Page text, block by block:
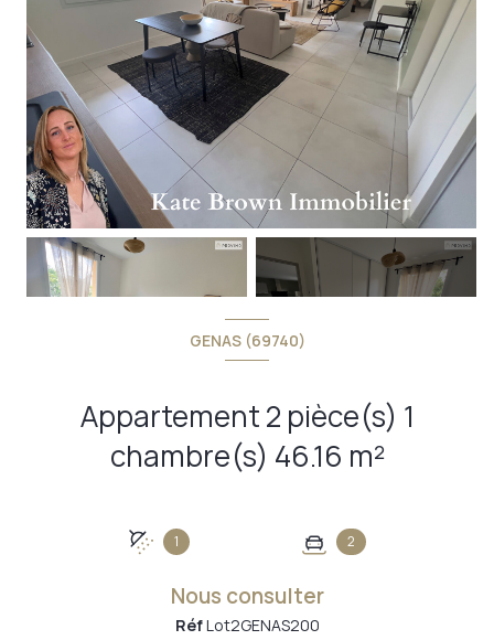
GENAS (69740)
Appartement 2 pièce(s) 1
chambre(s) 46.16 m²
1 2
Nous consulter
RéfLot2GENAS200